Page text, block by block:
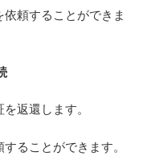
頼することができま
返還します。
ることができます。